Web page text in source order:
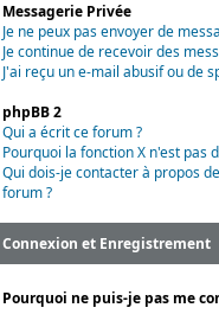
Messagerie Privée
Je ne peux pas envoyer de
Je continue de recevoir des
J'ai reçu un e-mail abusif ou de
phpBB 2
Qui a écrit ce forum ?
Pourquoi la fonction X n'est pas
Qui dois-je contacter à propos
forum ?
Connexion et Enregistrement
Pourquoi ne puis-je pas me